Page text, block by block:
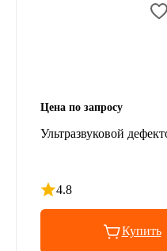
Цена по запросу
Ультразвуковой
4.8
Рейтинг 4.8 из 5
Купить